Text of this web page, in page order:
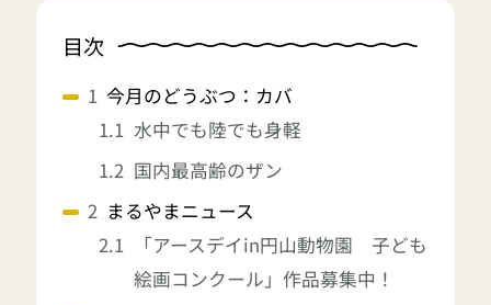
目次
今月のどうぶつ：カバ
水中でも陸でも身軽
国内最高齢のザン
まるやまニュース
「アースデイin円山動物園 子ども
絵画コンクール」作品募集中！